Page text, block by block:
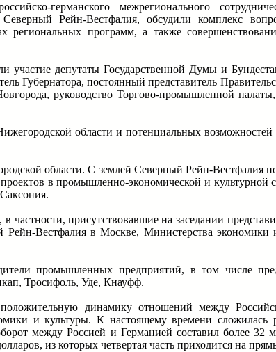
германского межрегионального
Рейн-Вестфалия, обсудили комплекс
программ, а также
участие депутаты Государственной Думы и
Губернатора, постоянный представитель
руководство Торгово-промышленной
области и потенциальных
области. С землей Северный Рейн-Вестфалия
в промышленно-экономической и культурной
частности, присутствовавшие на заседании
Вестфалия в Москве, Министерства экономики
промышленных предприятий, в том числе
Тросифоль, Уде, Кнауфф.
динамику отношений между
и культуры. К настоящему времени сложилась
между Россией и Германией составил более 32
из которых четвертая часть приходится на